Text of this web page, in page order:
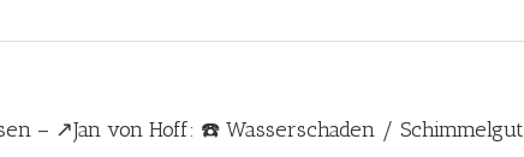
– ↗️Jan von Hoff: ☎️ Wasserschaden /